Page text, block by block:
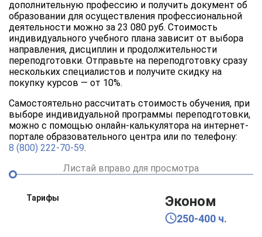
дополнительную профессию и получить документ об
образовании для осуществления профессиональной
деятельности можно за 23 080 руб. Стоимость
индивидуального учебного плана зависит от выбора
направления, дисциплин и продолжительности
переподготовки. Отправьте на переподготовку сразу
нескольких специалистов и получите скидку на
покупку курсов — от 10%.
Самостоятельно рассчитать стоимость обучения, при
выборе индивидуальной программы переподготовки,
можно с помощью онлайн-калькулятора на интернет-
портале образовательного центра или по телефону:
8 (800) 222-70-59.
Листай вправо для просмотра
Тарифы Эконом
250-400 ч.